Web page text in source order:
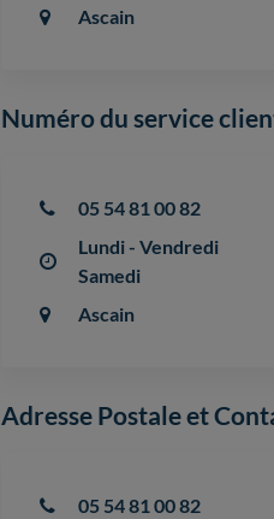
Ascain
Numéro du service
05 54 81 00 82
Lundi - Vendredi
Samedi
Ascain
Adresse Postale et
05 54 81 00 82